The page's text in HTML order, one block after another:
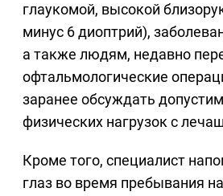
глаукомой, высокой
минус 6 диоптрий),
а также людям, недавно
офтальмологические
заранее обсуждать
физических нагрузок с
Кроме того, специалист
глаз во время пребывания